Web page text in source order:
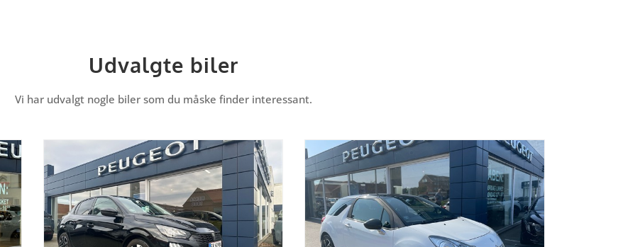
Udvalgte biler
Vi har udvalgt nogle biler som du måske finder interessant.